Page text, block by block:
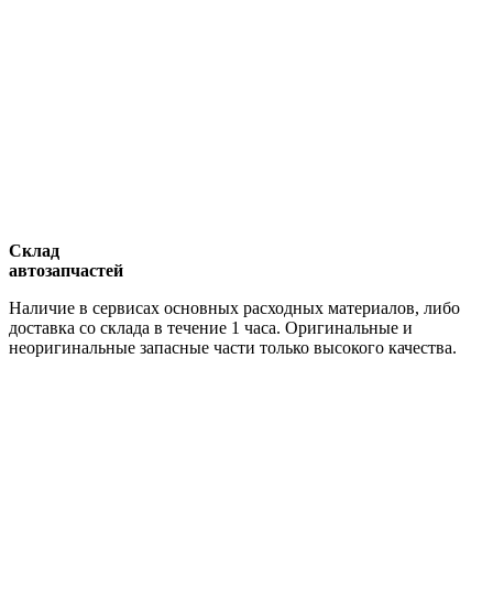
Склад
автозапчастей
Наличие в сервисах основных расходных материалов, либо
доставка со склада в течение 1 часа. Оригинальные и
неоригинальные запасные части только высокого качества.